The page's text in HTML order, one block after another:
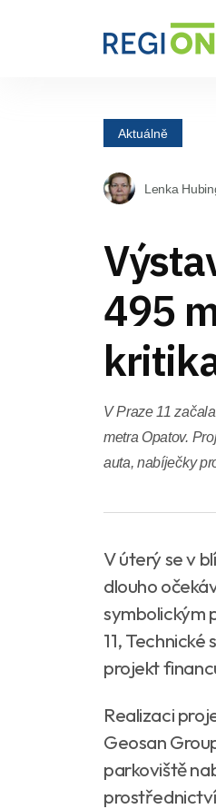
Aktuálně
Lenka
495
V Praze 11
metra Opatov.
auta, nabíječky
V úterý se v
dlouho
symbolickým
11,
projekt
Realizaci
Geosan
parkoviště